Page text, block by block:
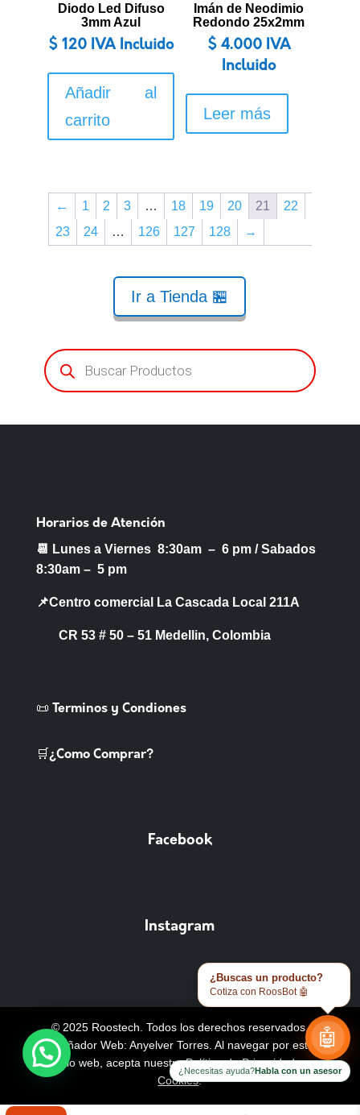
Diodo Led Difuso
3mm Azul
$ 120 IVA Incluido
Añadir al
carrito
Imán de Neodimio
Redondo 25x2mm
$4.000 IVA
Incluido
Leer más
← 1 2 3 … 18 19 20 21
22
23
24 … 126 127 128 →
Ir a Tienda 🏪
Búsqueda
de
productos
Horarios de Atención
📆 Lunes a Viernes 8:30am – 6 pm /Sabados
8:30am – 5 pm
📌Centro comercial La Cascada Local 211A
CR 53 # 50 – 51 Medellin, Colombia
📜 Terminos y Condiones
🛒¿Como Comprar?
Facebook
Instagram
© 2025 Roostech. Todos los derechos reservados.
Diseñador Web: Anyelver Torres . Al navegar por este
sitio web, acepta nuestraPolítica de Privacidad y
Cookies.
¿Buscas un producto?
Cotiza con RoosBot 🤖
🤖
¿Necesitas ayuda?Habla con un asesor